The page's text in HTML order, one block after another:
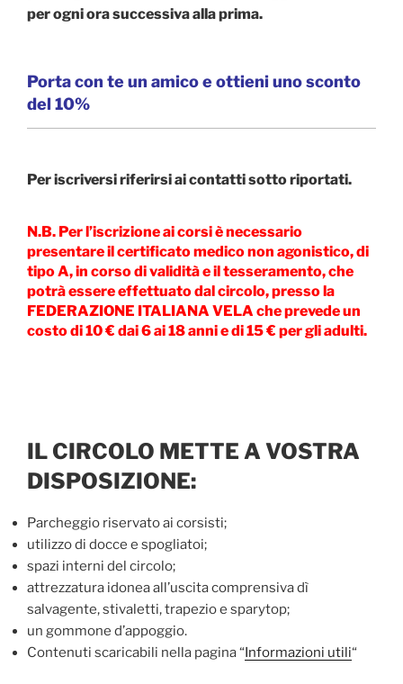
per ogni ora successiva alla prima.
Porta con te un amico e ottieni uno sconto
del 10%
Per iscriversi riferirsi ai contatti sotto riportati.
N.B. Per l’iscrizione ai corsi è necessario
presentare il certificato medico non agonistico, di
tipo A, in corso di validità e il tesseramento, che
potrà essere effettuato dal circolo, presso la
FEDERAZIONE ITALIANA VELA che prevede un
costo di 10 € dai 6 ai 18 anni e di 15 € per gli adulti.
IL CIRCOLO METTE A VOSTRA
DISPOSIZIONE:
Parcheggio riservato ai corsisti;
utilizzo di docce e spogliatoi;
spazi interni del circolo;
attrezzatura idonea all’uscita comprensiva dì
salvagente, stivaletti, trapezio e sparytop;
un gommone d’appoggio.
Contenuti scaricabili nella pagina “ Informazioni utili“